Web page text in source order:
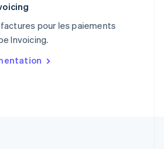
pour les paiements
Invoicing.